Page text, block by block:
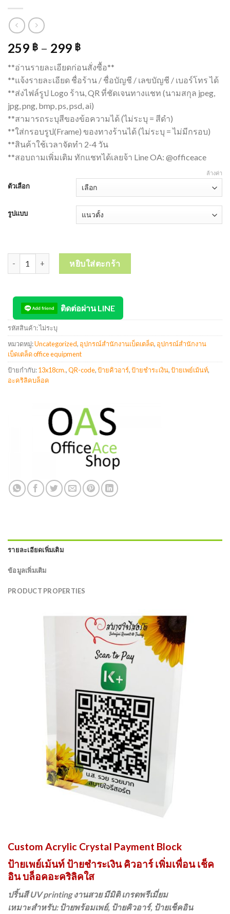
259 ฿ – 299 ฿
**อ่านรายละเอียดก่อนสั่งซื้อ**
**แจ้งรายละเอียด ชื่อร้าน / ชื่อบัญชี / เลขบัญชี / เบอร์โทร ได้
**ส่งไฟล์รูป Logo ร้าน, QR ที่ชัดเจนทางแชท (นามสกุล jpeg,
jpg, png, bmp, ps, psd, ai)
**สามารถระบุสีของข้อความได้ (ไม่ระบุ = สีดำ)
**ใส่กรอบรูป(Frame) ของทางร้านได้ (ไม่ระบุ = ไม่มีกรอบ)
**สินค้าใช้เวลาจัดทำ 2-4 วัน
**สอบถามเพิ่มเติม ทักแชทได้เลยจ้า Line OA: @officeace
ตัวเลือก
รูปแบบ
ล้างค่า
จำนวน Acrylic Crystal Payment Block ป้าย QR ป้ายเพย์เม้นท์ ป้าย
หยิบใส่ตะกร้า
ติดต่อผ่าน LINE
รหัสสินค้า:ไม่ระบุ
หมวดหมู่:Uncategorized, อุปกรณ์สำนักงานเบ็ดเตล็ด, อุปกรณ์สำนักงาน
เบ็ดเตล็ด office equipment
ป้ายกำกับ:13x18cm.,QR-code,ป้ายคิวอาร์,ป้ายชำระเงิน,ป้ายเพย์เม้นท์,
อะคริลิคบล็อค
รายละเอียดเพิ่มเติม
ข้อมูลเพิ่มเติม
PRODUCT PROPERTIES
Custom Acrylic Crystal Payment Block
ป้ายเพย์เม้นท์ ป้ายชำระเงิน คิวอาร์ เพิ่มเพื่อน เช็ค
อิน บล็อคอะคริลิคใส
ปริ้นสี UV printing งานสวย มีมิติ เกรดพรีเมี่ยม
เหมาะสำหรับ: ป้ายพร้อมเพย์, ป้ายคิวอาร์, ป้ายเช็คอิน